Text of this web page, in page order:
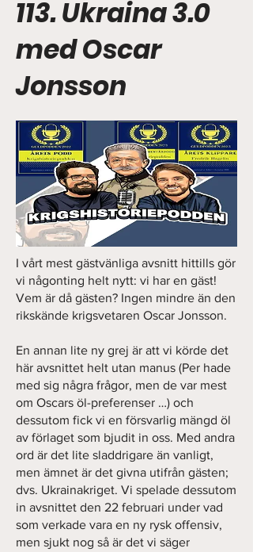
113. Ukraina 3.0
med Oscar
Jonsson
I vårt mest gästvänliga avsnitt hittills gör
vi någonting helt nytt: vi har en gäst!
Vem är då gästen? Ingen mindre än den
rikskände krigsvetaren Oscar Jonsson.
En annan lite ny grej är att vi körde det
här avsnittet helt utan manus (Per hade
med sig några frågor, men de var mest
om Oscars öl-preferenser …) och
dessutom fick vi en försvarlig mängd öl
av förlaget som bjudit in oss. Med andra
ord är det lite sladdrigare än vanligt,
men ämnet är det givna utifrån gästen;
dvs. Ukrainakriget. Vi spelade dessutom
in avsnittet den 22 februari under vad
som verkade vara en ny rysk offensiv,
men sjukt nog så är det vi säger